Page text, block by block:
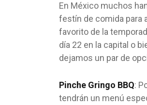
En México muchos
festín de comida para
favorito de la
día 22 en la capital o
dejamos un par de
Pinche Gringo BBQ:
tendrán un menú